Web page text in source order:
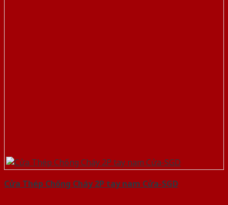
Cửa Thép Chống Cháy 2P tay nam Cửa-SGD